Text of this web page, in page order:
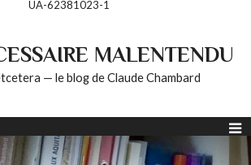
UA-62381023-1
MALENTENDU
— le blog de Claude Chambard